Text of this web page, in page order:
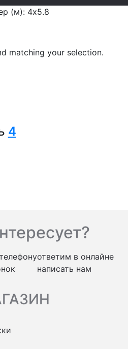
(м): 4x5.8
matching your selection.
4
ответим в онлайне
написать нам